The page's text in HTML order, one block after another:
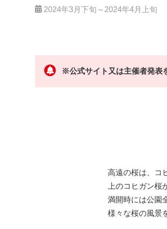
2024年3月下旬～2024年4月上旬
※公式サイト又は主催者発表
高遠の桜は、コ
上のコヒガン
満開時には公園
様々な桜の風景